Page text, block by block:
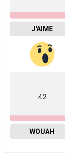
J'AIME
42
WOUAH